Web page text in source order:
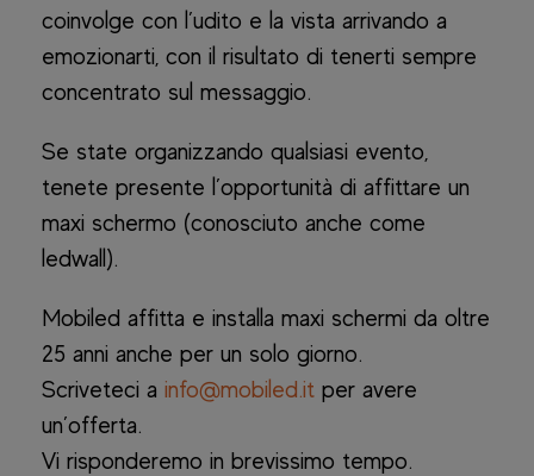
coinvolge con l’udito e la vista arrivando a
emozionarti, con il risultato di tenerti sempre
concentrato sul messaggio.
Se state organizzando qualsiasi evento,
tenete presente l’opportunità di affittare un
maxi schermo (conosciuto anche come
ledwall).
Mobiled affitta e installa maxi schermi da oltre
25 anni anche per un solo giorno.
Scriveteci a info@mobiled.it per avere
un’offerta.
Vi risponderemo in brevissimo tempo.